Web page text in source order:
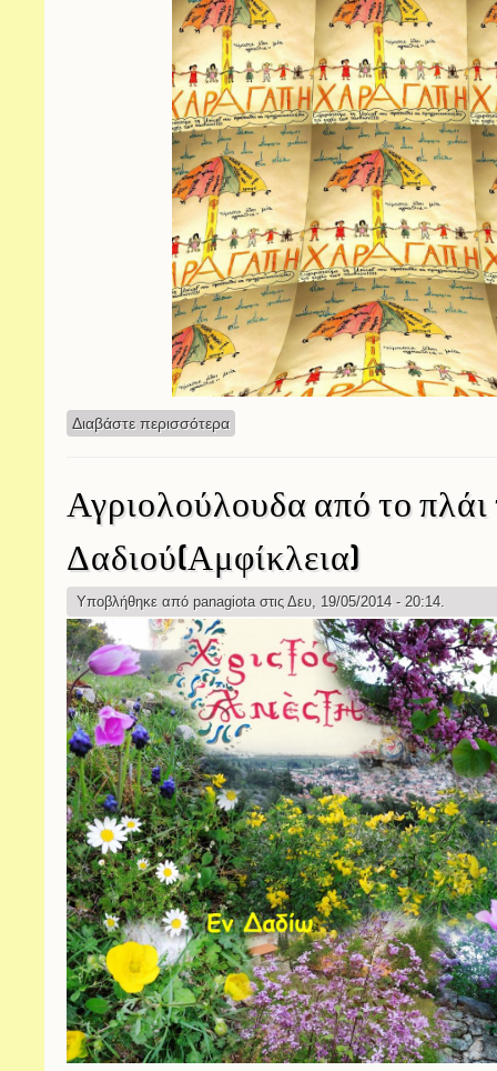
Διαβάστε περισσότερα
Αγριολούλουδα από το πλάι
Δαδιού(Αμφίκλεια)
Υποβλήθηκε από panagiota στις Δευ, 19/05/2014 - 20:14.